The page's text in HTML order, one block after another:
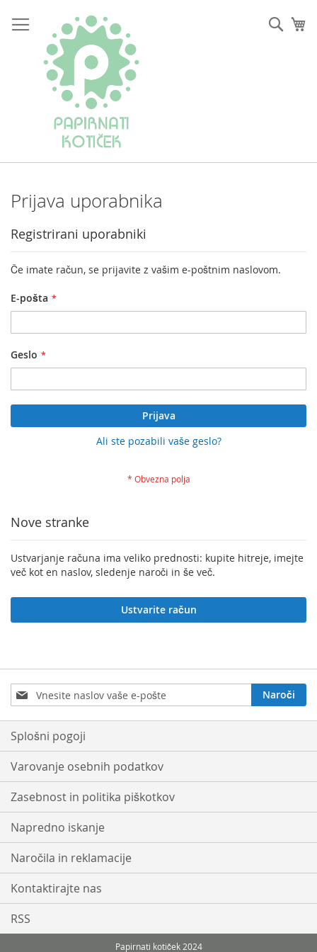
na
vsebino
Prijava uporabnika
Registrirani uporabniki
Če imate račun, se prijavite z vašim e-poštnim naslovom.
E-pošta
Geslo
Prijava
Ali ste pozabili vaše geslo?
Nove stranke
Ustvarjanje računa ima veliko prednosti: kupite hitreje, imejte
več kot en naslov, sledenje naroči in še več.
Ustvarite račun
Prijavite
se
na
e-
novice:
Naroči
Splošni pogoji
Varovanje osebnih podatkov
Zasebnost in politika piškotkov
Napredno iskanje
Naročila in reklamacije
Kontaktirajte nas
RSS
Papirnati kotiček 2024